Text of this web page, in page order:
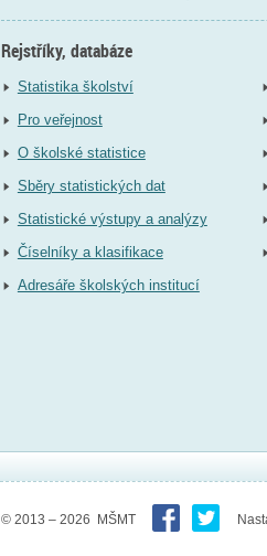
Rejstříky, databáze
Statistika školství
Pro veřejnost
O školské statistice
Sběry statistických dat
Statistické výstupy a analýzy
Číselníky a klasifikace
Adresáře školských institucí
© 2013 – 2026 MŠMT